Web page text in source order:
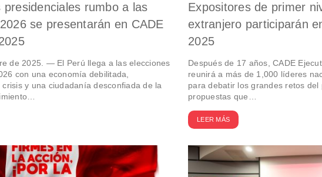
presidenciales rumbo a las
se presentarán en CADE
de 2025. — El Perú llega a las elecciones
con una economía debilitada,
crisis y una ciudadanía desconfiada de la
Expositores de primer
extranjero participarán
2025
Después de 17 años, CADE
reunirá a más de 1,000 líderes
para debatir los grandes retos del
propuestas que…
LEER MÁS